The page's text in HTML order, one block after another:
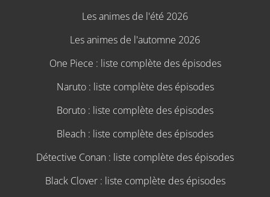
Les animes de l'été 2026
Les animes de l'automne 2026
One Piece : liste complète des épisodes
Naruto : liste complète des épisodes
Boruto : liste complète des épisodes
Bleach : liste complète des épisodes
Détective Conan : liste complète des épisodes
Black Clover : liste complète des épisodes